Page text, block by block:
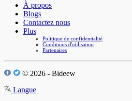
À propos
Blogs
Contactez nous
Plus
Politique de confidentialité
Conditions d'utilisation
Partenaires
© 2026 - Bideew
Langue